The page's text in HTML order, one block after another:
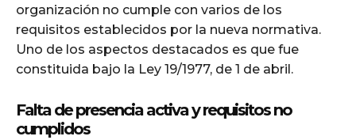
organización no cumple con varios de los
requisitos establecidos por la nueva normativa.
Uno de los aspectos destacados es que fue
constituida bajo la Ley 19/1977, de 1 de abril.
Falta de presencia activa y requisitos no
cumplidos